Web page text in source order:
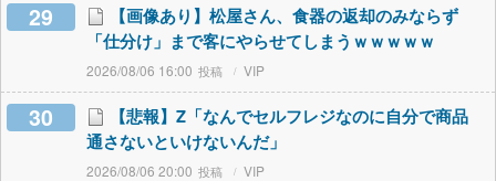
29
【画像あり】松屋さん、食器の返却のみならず
「仕分け」まで客にやらせてしまうｗｗｗｗｗ
2026/08/06 16:00 VIP
30
【悲報】Z「なんでセルフレジなのに自分で商品
通さないといけないんだ」
2026/08/06 20:00 VIP